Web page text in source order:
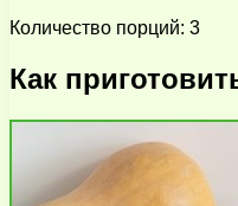
Количество порций: 3
Как